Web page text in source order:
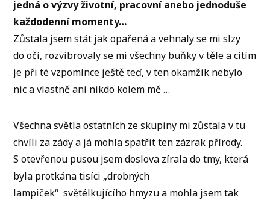
jedná o výzvy životní, pracovní anebo jednoduše
každodenní momenty…
Zůstala jsem stát jak opařená a vehnaly se mi slzy
do očí, rozvibrovaly se mi všechny buňky v těle a cítím
je při té vzpomínce ještě teď, v ten okamžik nebylo
nic a vlastně ani nikdo kolem mě …
Všechna světla ostatních ze skupiny mi zůstala v tu
chvíli za zády a já mohla spatřit ten zázrak přírody.
S otevřenou pusou jsem doslova zírala do tmy, která
byla protkána tisíci „drobných
lampiček“ světélkujícího hmyzu a mohla jsem tak